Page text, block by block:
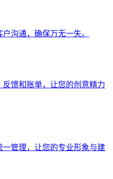
沟通，确保万无一失。
馈和账单，让您的创意精力
管理，让您的专业形象与建